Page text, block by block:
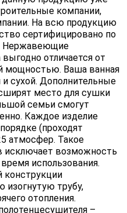
компании,
На всю продукцию
сертифицировано по
Нержавеющие
отличается от
мощностью. Ваша ванная
сухой. Дополнительные
место для сушки
семьи смогут
Каждое изделие
(проходят
атмосфер. Такое
исключает возможность
использования.
конструкции
изогнутую трубу,
отопления.
–